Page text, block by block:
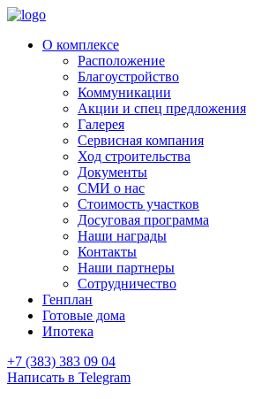
О комплексе
Расположение
Благоустройство
Коммуникации
Акции и спец предложения
Галерея
Сервисная компания
Ход строительства
Документы
СМИ о нас
Стоимость участков
Досуговая программа
Наши награды
Контакты
Наши партнеры
Сотрудничество
Генплан
Готовые дома
Ипотека
+7 (383) 383 09 04
Написать в Telegram